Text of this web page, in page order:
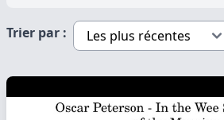
Trier par :